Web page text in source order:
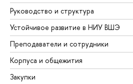
Руководство и структура
Устойчивое развитие в НИУ ВШЭ
Преподаватели и сотрудники
Корпуса и общежития
Закупки